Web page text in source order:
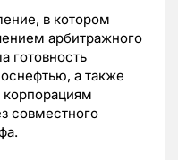
в котором
арбитражного
готовность
а также
совместного